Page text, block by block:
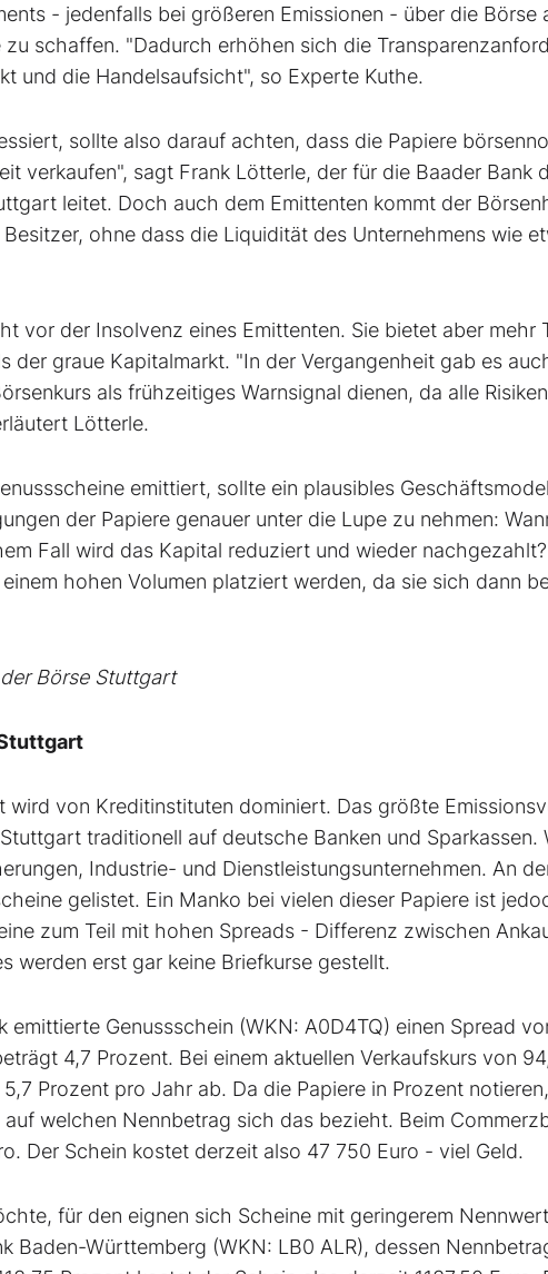
- jedenfalls bei größeren Emissionen - über die Börse
schaffen. "Dadurch erhöhen sich die
und die Handelsaufsicht", so Experte Kuthe.
sollte also darauf achten, dass die Papiere
verkaufen", sagt Frank Lötterle, der für die Baader Bank
leitet. Doch auch dem Emittenten kommt der
ohne dass die Liquidität des Unternehmens wie
vor der Insolvenz eines Emittenten. Sie bietet aber mehr
der graue Kapitalmarkt. "In der Vergangenheit gab es
als frühzeitiges Warnsignal dienen, da alle
Lötterle.
emittiert, sollte ein plausibles
der Papiere genauer unter die Lupe zu nehmen:
Fall wird das Kapital reduziert und wieder
hohen Volumen platziert werden, da sie sich dann
Börse Stuttgart
wird von Kreditinstituten dominiert. Das größte
traditionell auf deutsche Banken und Sparkassen.
Industrie- und Dienstleistungsunternehmen. An
gelistet. Ein Manko bei vielen dieser Papiere ist
zum Teil mit hohen Spreads - Differenz zwischen
werden erst gar keine Briefkurse gestellt.
emittierte Genussschein (WKN: A0D4TQ) einen Spread
4,7 Prozent. Bei einem aktuellen Verkaufskurs von
Prozent pro Jahr ab. Da die Papiere in Prozent
welchen Nennbetrag sich das bezieht. Beim
Der Schein kostet derzeit also 47 750 Euro - viel Geld.
für den eignen sich Scheine mit geringerem
Baden-Württemberg (WKN: LB0 ALR), dessen